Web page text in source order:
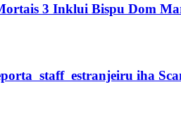
3 Inklui Bispu Dom
staff estranjeiru iha